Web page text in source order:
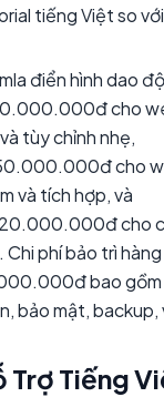
tiếng Việt so
điển hình dao
cho
tùy chỉnh nhẹ,
cho
và tích hợp, và
cho
Chi phí bảo trì
bao gồm
bảo mật,
Trợ Tiếng